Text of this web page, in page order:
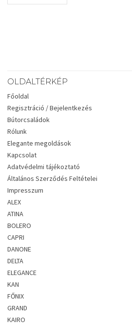
OLDALTÉRKÉP
Főoldal
Regisztráció / Bejelentkezés
Bútorcsaládok
Rólunk
Elegante megoldások
Kapcsolat
Adatvédelmi tájékoztató
Általános Szerződés Feltételei
Impresszum
ALEX
ATINA
BOLERO
CAPRI
DANONE
DELTA
ELEGANCE
KAN
FŐNIX
GRAND
KAIRO